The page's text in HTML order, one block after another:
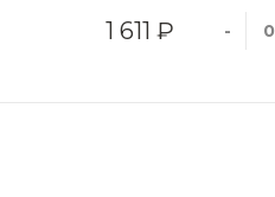
1 611 ₽ -